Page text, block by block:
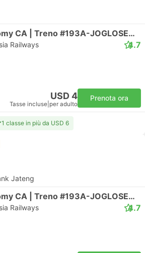
Economy CA | Treno #193A-JOGLOSEMARKERTO
Railways 4.7
USD 4
Tasse incluse per adulto
Prenota ora
1 classe in più da USD 6
Jateng
Economy CA | Treno #193A-JOGLOSEMARKERTO
Railways 4.7